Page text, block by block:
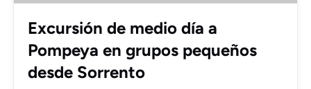
pequeños
desde
Sorrento
Excursión de medio día a
Pompeya en grupos pequeños
desde Sorrento